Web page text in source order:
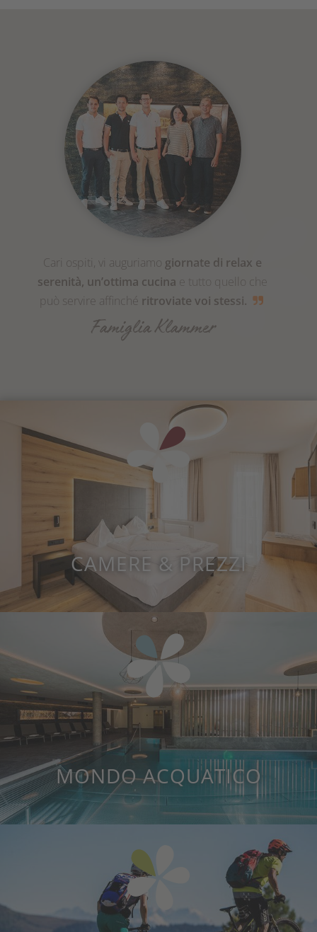
Cari ospiti, vi auguriamo giornate di relax e
serenità, un’ottima cucina e tutto quello che
può servire affinché ritroviate voi stessi.
Famiglia Klammer
CAMERE & PREZZI
MONDO ACQUATICO